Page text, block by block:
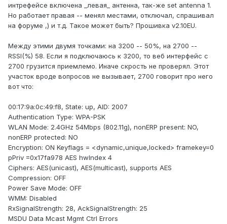
интрефейсе включена _левая_ антенна, так-же set antenna 1.
Но работает правая -- менял местами, отключал, спрашивал
на форуме ,) и т.д. Такое может быть? Прошивка v2.10EU.
Между этими двумя точками: на 3200 -- 50%, на 2700 --
RSSI(%) 58. Если я подключаюсь к 3200, то веб интерфейс с
2700 грузится приемлемо. Иначе скрость не проверял. Этот
участок вроде вопросов не вызывает, 2700 говорит про него
вот что:
00:17:9a:0c:49:f8, State: up, AID: 2007
Authentication Type: WPA-PSK
WLAN Mode: 2.4GHz 54Mbps (802.11g), nonERP present: NO,
nonERP protected: NO
Encryption: ON Keyflags = <dynamic,unique,locked> framekey=0
pPriv =0x17fa978 AES hwIndex 4
Ciphers: AES(unicast), AES(multicast), supports AES
Compression: OFF
Power Save Mode: OFF
WMM: Disabled
RxSignalStrength: 28, AckSignalStrength: 25
MSDU Data Mcast Mgmt Ctrl Errors